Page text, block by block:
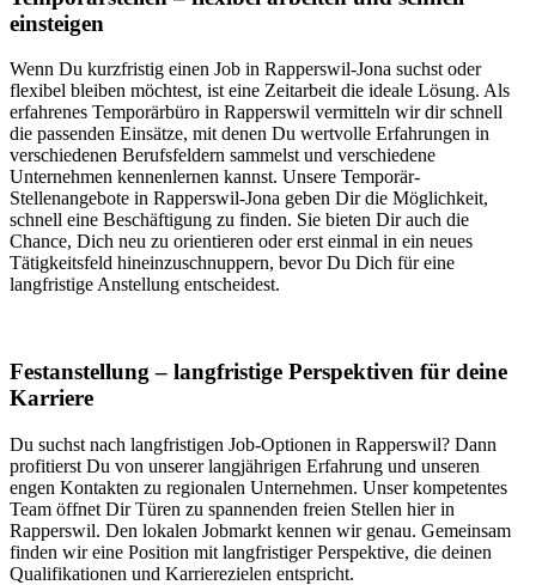
einsteigen
Wenn Du kurzfristig einen Job in Rapperswil-Jona suchst oder
flexibel bleiben möchtest, ist eine Zeitarbeit die ideale Lösung. Als
erfahrenes Temporärbüro in Rapperswil vermitteln wir dir schnell
die passenden Einsätze, mit denen Du wertvolle Erfahrungen in
verschiedenen Berufsfeldern sammelst und verschiedene
Unternehmen kennenlernen kannst. Unsere Temporär-
Stellenangebote in Rapperswil-Jona geben Dir die Möglichkeit,
schnell eine Beschäftigung zu finden. Sie bieten Dir auch die
Chance, Dich neu zu orientieren oder erst einmal in ein neues
Tätigkeitsfeld hineinzuschnuppern, bevor Du Dich für eine
langfristige Anstellung entscheidest.
Festanstellung – langfristige Perspektiven für deine
Karriere
Du suchst nach langfristigen Job-Optionen in Rapperswil? Dann
profitierst Du von unserer langjährigen Erfahrung und unseren
engen Kontakten zu regionalen Unternehmen. Unser kompetentes
Team öffnet Dir Türen zu spannenden freien Stellen hier in
Rapperswil. Den lokalen Jobmarkt kennen wir genau. Gemeinsam
finden wir eine Position mit langfristiger Perspektive, die deinen
Qualifikationen und Karrierezielen entspricht.